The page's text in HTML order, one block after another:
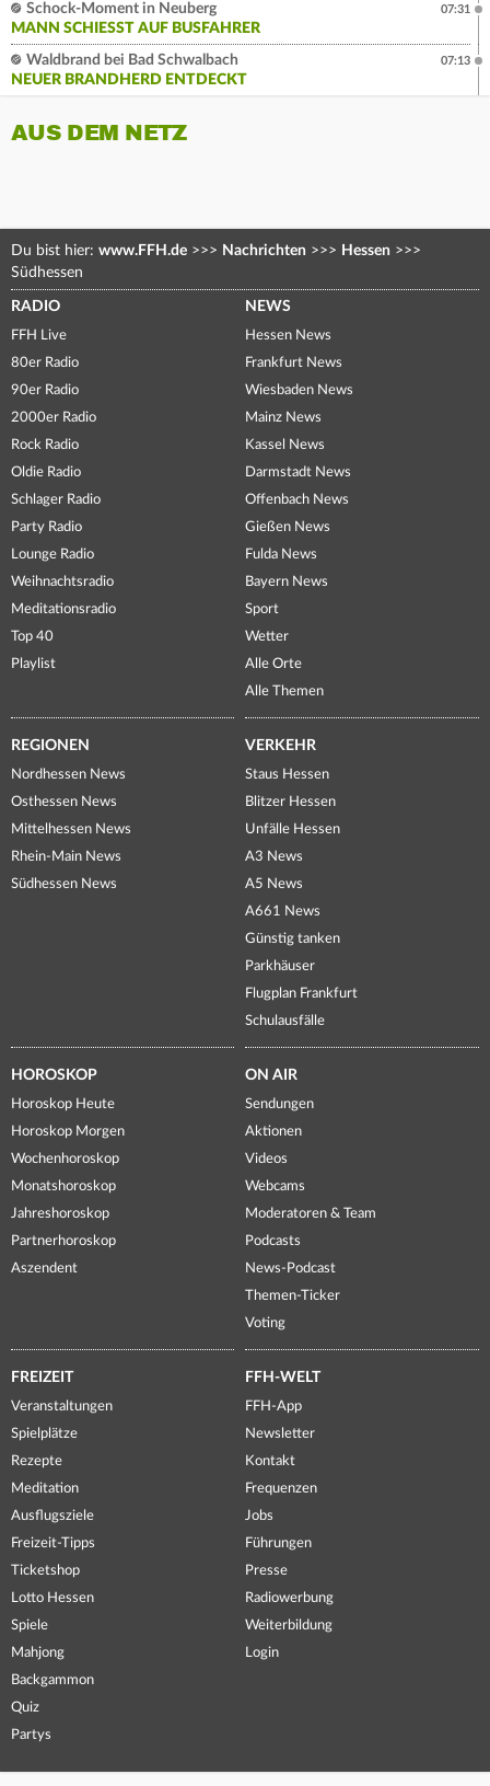
Schock-Moment in Neuberg
MANN SCHIESST AUF BUSFAHRER
07:31
Waldbrand bei Bad Schwalbach
NEUER BRANDHERD ENTDECKT
07:13
AUS DEM NETZ
Du bist hier: www.FFH.de >>> Nachrichten >>> Hessen >>>
Südhessen
RADIO
FFH Live
80er Radio
90er Radio
2000er Radio
Rock Radio
Oldie Radio
Schlager Radio
Party Radio
Lounge Radio
Weihnachtsradio
Meditationsradio
Top 40
Playlist
NEWS
Hessen News
Frankfurt News
Wiesbaden News
Mainz News
Kassel News
Darmstadt News
Offenbach News
Gießen News
Fulda News
Bayern News
Sport
Wetter
Alle Orte
Alle Themen
REGIONEN
Nordhessen News
Osthessen News
Mittelhessen News
Rhein-Main News
Südhessen News
VERKEHR
Staus Hessen
Blitzer Hessen
Unfälle Hessen
A3 News
A5 News
A661 News
Günstig tanken
Parkhäuser
Flugplan Frankfurt
Schulausfälle
HOROSKOP
Horoskop Heute
Horoskop Morgen
Wochenhoroskop
Monatshoroskop
Jahreshoroskop
Partnerhoroskop
Aszendent
ON AIR
Sendungen
Aktionen
Videos
Webcams
Moderatoren & Team
Podcasts
News-Podcast
Themen-Ticker
Voting
FREIZEIT
Veranstaltungen
Spielplätze
Rezepte
Meditation
Ausflugsziele
Freizeit-Tipps
Ticketshop
Lotto Hessen
Spiele
Mahjong
Backgammon
Quiz
Partys
FFH-WELT
FFH-App
Newsletter
Kontakt
Frequenzen
Jobs
Führungen
Presse
Radiowerbung
Weiterbildung
Login